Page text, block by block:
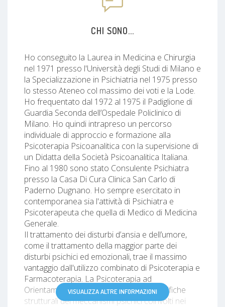
CHI SONO...
Ho conseguito la Laurea in Medicina e Chirurgia
nel 1971 presso l'Università degli Studi di Milano e
la Specializzazione in Psichiatria nel 1975 presso
lo stesso Ateneo col massimo dei voti e la Lode.
Ho frequentato dal 1972 al 1975 il Padiglione di
Guardia Seconda dell’Ospedale Policlinico di
Milano. Ho quindi intrapreso un percorso
individuale di approccio e formazione alla
Psicoterapia Psicoanalitica con la supervisione di
un Didatta della Società Psicoanalitica Italiana.
Fino al 1980 sono stato Consulente Psichiatra
presso la Casa Di Cura Clinica San Carlo di
Paderno Dugnano. Ho sempre esercitato in
contemporanea sia l'attività di Psichiatra e
Psicoterapeuta che quella di Medico di Medicina
Generale.
Il trattamento dei disturbi d’ansia e dell’umore,
come il trattamento della maggior parte dei
disturbi psichici ed emozionali, trae il massimo
vantaggio dall'utilizzo combinato di Psicoterapia e
Farmacoterapia. La Psicoterapia ad
Orientamento Psicoanalitico mira a modifiche
strutturali dei meccanismi psichici coinvolti nei
VISUALIZZA ALTRE INFORMAZIONI